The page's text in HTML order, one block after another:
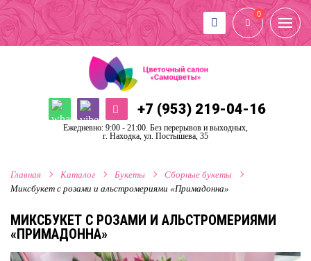
+7 (953) 219-04-16
Ежедневно: 9:00 - 21:00. Без перерывов и выходных,
г. Находка, ул. Постышева, 35
0
Главная Каталог Букеты
Сборные букеты
Миксбукет с розами и альстромериями «Примадонна»
МИКСБУКЕТ С РОЗАМИ И АЛЬСТРОМЕРИЯМИ
«ПРИМАДОННА»